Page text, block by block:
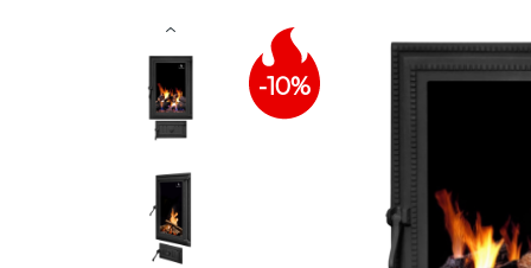
-10%
Prev